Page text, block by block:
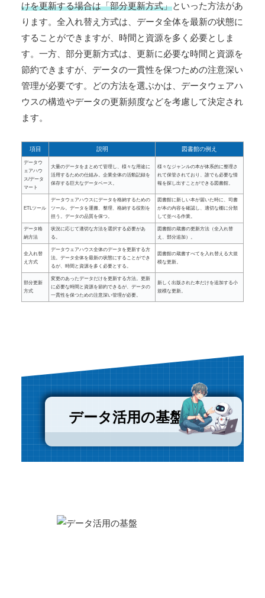
けを更新する場合は「部分更新方式」といった方法があ
ります。全入れ替え方式は、データ全体を最新の状態に
することができますが、時間と資源を多く必要としま
す。一方、部分更新方式は、更新に必要な時間と資源を
節約できますが、データの一貫性を保つための注意深い
管理が必要です。どの方法を選ぶかは、データウェアハ
ウスの構造やデータの更新頻度などを考慮して決定され
ます。
項目 説明 図書館の例え
データウ
ェアハウ
ス/データ
マート
大量のデータをまとめて管理し、様々な用途に
活用するための仕組み。企業全体の活動記録を
保存する巨大なデータベース。
様々なジャンルの本が体系的に整理さ
れて保管されており、誰でも必要な情
報を探し出すことができる図書館。
ETLツール
データウェアハウスにデータを格納するための
ツール。データを運搬、整理、格納する役割を
担う。データの品質を保つ。
図書館に新しい本が届いた時に、司書
が本の内容を確認し、適切な棚に分類
して並べる作業。
データ格
納方法
状況に応じて適切な方法を選択する必要があ
る。
図書館の蔵書の更新方法（全入れ替
え、部分追加）。
全入れ替
え方式
データウェアハウス全体のデータを更新する方
法。データ全体を最新の状態にすることができ
るが、時間と資源を多く必要とする。
図書館の蔵書すべてを入れ替える大規
模な更新。
部分更新
方式
変更のあったデータだけを更新する方法。更新
に必要な時間と資源を節約できるが、データの
一貫性を保つための注意深い管理が必要。
新しく出版された本だけを追加する小
規模な更新。
データ活用の基盤